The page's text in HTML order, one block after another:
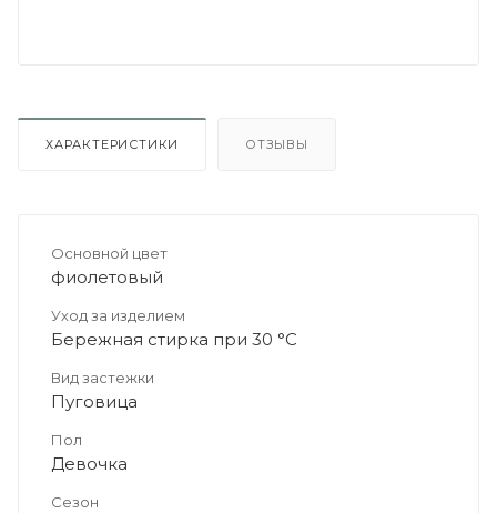
ХАРАКТЕРИСТИКИ ОТЗЫВЫ
Основной цвет
фиолетовый
Уход за изделием
Бережная стирка при 30 °C
Вид застежки
Пуговица
Пол
Девочка
Сезон